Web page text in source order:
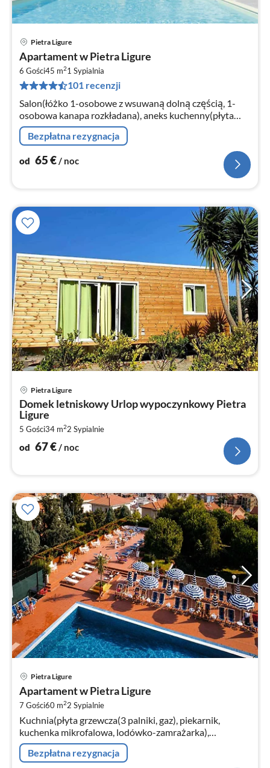
Pietra Ligure
Apartament w Pietra Ligure
6 Gości45 m21 Sypialnia
101 recenzji
Salon(łóżko 1-osobowe z wsuwaną dolną częścią, 1-
osobowa kanapa rozkładana), aneks kuchenny(płyta
grzewcza(2 palniki, gaz)
Bezpłatna rezygnacja
od 65€/ noc
Pietra Ligure
Domek letniskowy Urlop wypoczynkowy Pietra
Ligure
5 Gości34 m22 Sypialnie
od 67€/ noc
Pietra Ligure
Apartament w Pietra Ligure
7 Gości60 m22 Sypialnie
Kuchnia(płyta grzewcza(3 palniki, gaz), piekarnik,
kuchenka mikrofalowa, lodówko-zamrażarka),
salon/jadalnia(2-osobowa kanapa rozkładana,
TV(satelita), stół jadalniany)
Bezpłatna rezygnacja